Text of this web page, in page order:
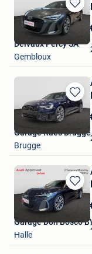
Bewaren
in
Mijn
Delvaux Percy SA
Gembloux
Bewaren
in
Garage Raes Brugge
Brugge
Bewaren
in
Garage Don Bosco
Halle